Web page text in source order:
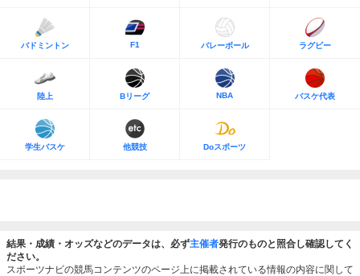
バドミントン F1 バレーボール ラグビー
陸上 Bリーグ NBA バスケ代表
学生バスケ 他競技 Doスポーツ
結果・成績・オッズなどのデータは、必ず主催者発行のものと照合し確認してく
ださい。
スポーツナビの競馬コンテンツのページ上に掲載されている情報の内容に関して